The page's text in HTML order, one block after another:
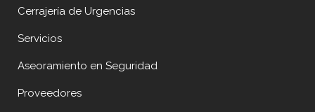
Cerrajería de Urgencias
Servicios
Aseoramiento en Seguridad
Proveedores